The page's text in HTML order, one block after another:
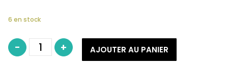
6 en stock
- quantité
Soutien- + AJOUTER AU PANIER